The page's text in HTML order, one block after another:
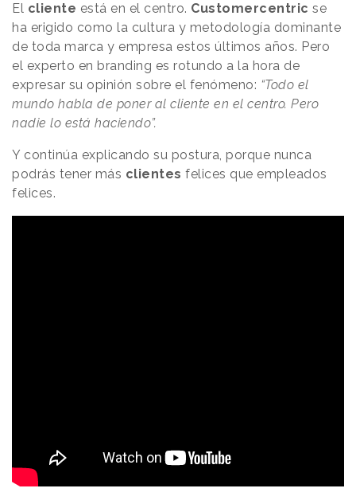
El cliente está en el centro. Customercentric se
ha erigido como la cultura y metodología dominante
de toda marca y empresa estos últimos años. Pero
el experto en branding es rotundo a la hora de
expresar su opinión sobre el fenómeno: “Todo el
mundo habla de poner al cliente en el centro. Pero
nadie lo está haciendo”.
Y continúa explicando su postura, porque nunca
podrás tener más clientes felices que empleados
felices.